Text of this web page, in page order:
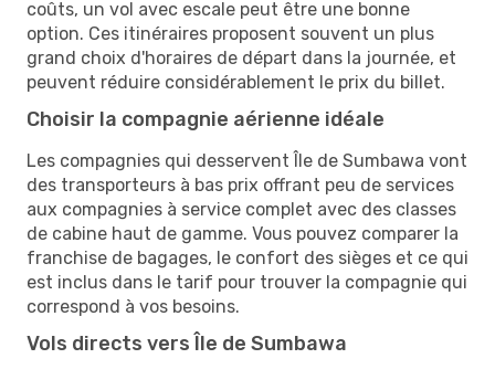
coûts, un vol avec escale peut être une bonne
option. Ces itinéraires proposent souvent un plus
grand choix d'horaires de départ dans la journée, et
peuvent réduire considérablement le prix du billet.
Choisir la compagnie aérienne idéale
Les compagnies qui desservent Île de Sumbawa vont
des transporteurs à bas prix offrant peu de services
aux compagnies à service complet avec des classes
de cabine haut de gamme. Vous pouvez comparer la
franchise de bagages, le confort des sièges et ce qui
est inclus dans le tarif pour trouver la compagnie qui
correspond à vos besoins.
Vols directs vers Île de Sumbawa